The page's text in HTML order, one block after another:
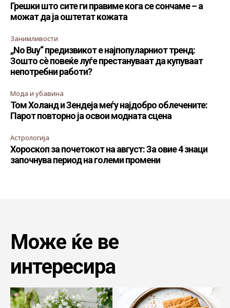
Грешки што сите ги правиме кога се сончаме – а
можат да ја оштетат кожата
Занимливости
„No Buy“ предизвикот е најпопуларниот тренд:
Зошто сè повеќе луѓе престануваат да купуваат
непотребни работи?
Мода и убавина
Том Холанд и Зендеја меѓу најдобро облечените:
Парот повторно ја освои модната сцена
Астрологија
Хороскоп за почетокот на август: За овие 4 знаци
започнува период на големи промени
Може ќе ве
интересира